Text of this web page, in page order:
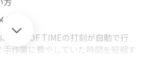
ット
KING OF TIMEの打刻が自動で行
作業に費やしていた時間を短縮す